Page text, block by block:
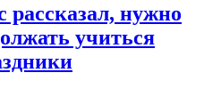
рассказал, нужно
учиться